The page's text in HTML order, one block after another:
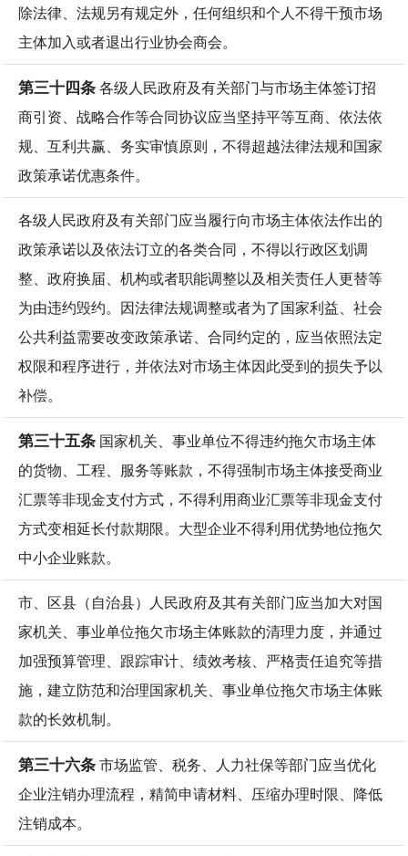
除法律、法规另有规定外，任何组织和个人不得干预市场
主体加入或者退出行业协会商会。
第三十四条各级人民政府及有关部门与市场主体签订招
商引资、战略合作等合同协议应当坚持平等互商、依法依
规、互利共赢、务实审慎原则，不得超越法律法规和国家
政策承诺优惠条件。
各级人民政府及有关部门应当履行向市场主体依法作出的
政策承诺以及依法订立的各类合同，不得以行政区划调
整、政府换届、机构或者职能调整以及相关责任人更替等
为由违约毁约。因法律法规调整或者为了国家利益、社会
公共利益需要改变政策承诺、合同约定的，应当依照法定
权限和程序进行，并依法对市场主体因此受到的损失予以
补偿。
第三十五条 国家机关、事业单位不得违约拖欠市场主体
的货物、工程、服务等账款，不得强制市场主体接受商业
汇票等非现金支付方式，不得利用商业汇票等非现金支付
方式变相延长付款期限。大型企业不得利用优势地位拖欠
中小企业账款。
市、区县（自治县）人民政府及其有关部门应当加大对国
家机关、事业单位拖欠市场主体账款的清理力度，并通过
加强预算管理、跟踪审计、绩效考核、严格责任追究等措
施，建立防范和治理国家机关、事业单位拖欠市场主体账
款的长效机制。
第三十六条市场监管、税务、人力社保等部门应当优化
企业注销办理流程，精简申请材料、压缩办理时限、降低
注销成本。